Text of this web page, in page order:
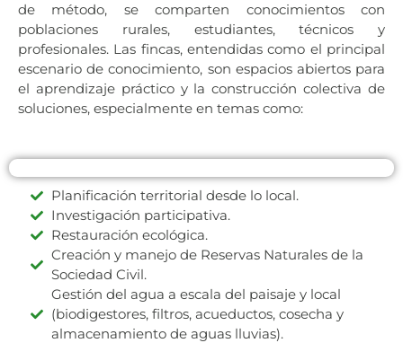
de método, se comparten conocimientos con
poblaciones rurales, estudiantes, técnicos y
profesionales. Las fincas, entendidas como el principal
escenario de conocimiento, son espacios abiertos para
el aprendizaje práctico y la construcción colectiva de
soluciones, especialmente en temas como:
Planificación territorial desde lo local.
Investigación participativa.
Restauración ecológica.
Creación y manejo de Reservas Naturales de la
Sociedad Civil.
Gestión del agua a escala del paisaje y local
(biodigestores, filtros, acueductos, cosecha y
almacenamiento de aguas lluvias).